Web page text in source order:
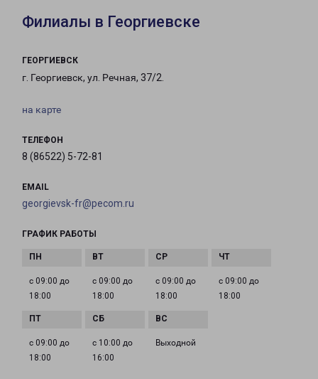
Филиалы в Георгиевске
ГЕОРГИЕВСК
г. Георгиевск, ул. Речная, 37/2.
на карте
ТЕЛЕФОН
8 (86522) 5-72-81
EMAIL
georgievsk-fr@pecom.ru
ГРАФИК РАБОТЫ
с 09:00 до
18:00
с 09:00 до
18:00
с 09:00 до
18:00
с 09:00 до
18:00
с 09:00 до
18:00
с 10:00 до
16:00
Выходной